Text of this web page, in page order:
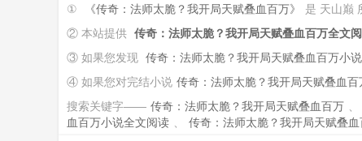
① 《传奇：法师太脆？我开局天赋叠血百万》
是 天山巅
② 本站提供 传奇：法师太脆？我开局天赋叠血百万全文
③ 如果您发现 传奇：法师太脆？我开局天赋叠血百万小说
④ 如果您对完结小说 传奇：法师太脆？我开局天赋叠血百
搜索关键字—— 传奇：法师太脆？我开局天赋叠血百万 、
血百万小说全文阅读 、 传奇：法师太脆？我开局天赋叠